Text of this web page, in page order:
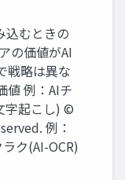
込むときの
の価値がAI
戦略は異な
値 例：AIチ
字起こし) ©︎
例：
ク(AI-OCR)